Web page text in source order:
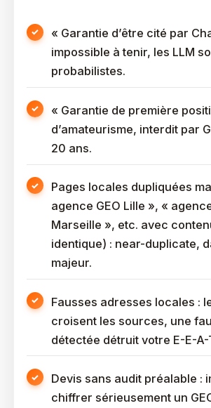
« Garantie d’être cité par
impossible à tenir, les LLM
probabilistes.
« Garantie de première
d’amateurisme, interdit par
20 ans.
Pages locales dupliquées
agence GEO Lille », «
Marseille », etc. avec
identique) : near-duplicate,
majeur.
Fausses adresses locales :
croisent les sources, une
détectée détruit votre E-E-A-
Devis sans audit préalable :
chiffrer sérieusement un